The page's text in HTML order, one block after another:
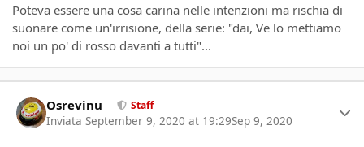
Poteva essere una cosa carina nelle intenzioni ma rischia di
suonare come un'irrisione, della serie: "dai, Ve lo mettiamo
noi un po' di rosso davanti a tutti"...
Osrevinu Staff
Inviata September 9, 2020 at 19:29Sep 9, 2020